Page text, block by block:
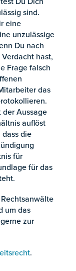
sind.
eine
unzulässige
Du nach
hast,
Frage falsch
das
der Aussage
auflöst
die
für
für das
um das
zur
.